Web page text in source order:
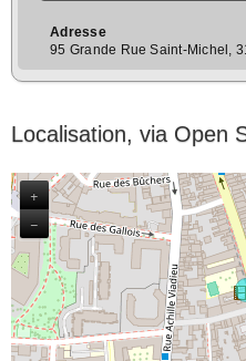
Adresse
95 Grande Rue Saint-Michel,
Localisation, via Open
+
−